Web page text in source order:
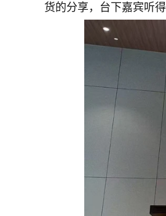
货的分享，台下嘉宾听